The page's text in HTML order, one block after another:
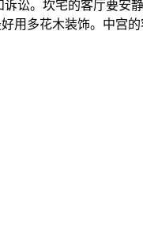
讼。坎宅的客厅要安
用多花木装饰。中宫